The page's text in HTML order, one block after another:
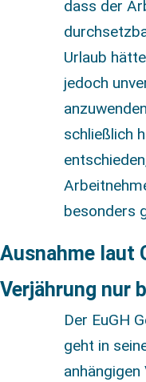
dass der
Urlaub
jedoch
schließlich
besonders
Ausnahme laut
Verjährung nur
Der EuGH
geht in